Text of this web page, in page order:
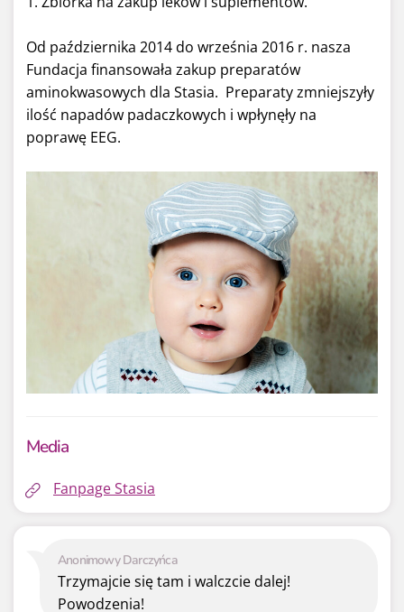
Od października 2014 do września 2016 r. nasza
Fundacja finansowała zakup preparatów
aminokwasowych dla Stasia. Preparaty zmniejszyły
ilość napadów padaczkowych i wpłynęły na
poprawę EEG.
Media
Fanpage Stasia
Anonimowy Darczyńca
Trzymajcie się tam i walczcie dalej!
Powodzenia!